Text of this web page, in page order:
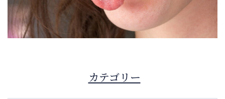
カテゴリー